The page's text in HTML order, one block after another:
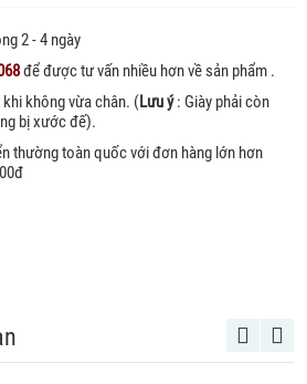
2 - 4 ngày
để được tư vấn nhiều hơn về sản phẩm .
không vừa chân. ( Lưu ý: Giày phải còn
bị xước đế).
thường toàn quốc với đơn hàng lớn hơn